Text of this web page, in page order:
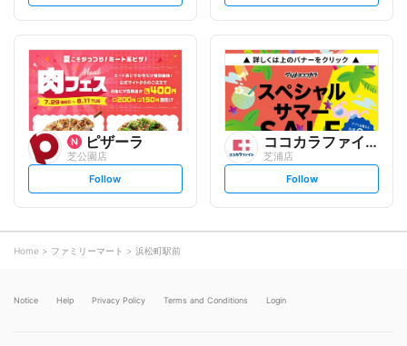
l
o
w
l
o
w
ピザーラ
芝公園店
s
l
o
Follow
ココカラファイン
芝浦店
s
l
Follow
Home ファミリーマート 浜松町駅前
Notice Help Privacy Policy Terms and Conditions Login